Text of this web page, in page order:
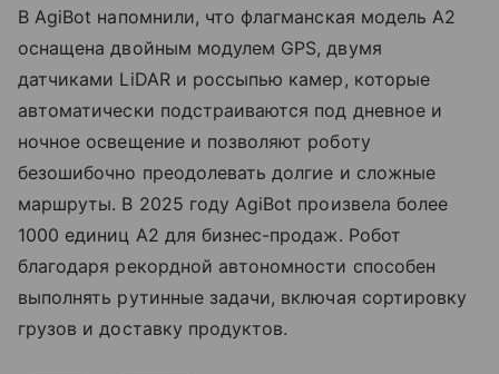
В AgiBot напомнили, что флагманская модель A2
оснащена двойным модулем GPS, двумя
датчиками LiDAR и россыпью камер, которые
автоматически подстраиваются под дневное и
ночное освещение и позволяют роботу
безошибочно преодолевать долгие и сложные
маршруты. В 2025 году AgiBot произвела более
1000 единиц A2 для бизнес-продаж. Робот
благодаря рекордной автономности способен
выполнять рутинные задачи, включая сортировку
грузов и доставку продуктов.